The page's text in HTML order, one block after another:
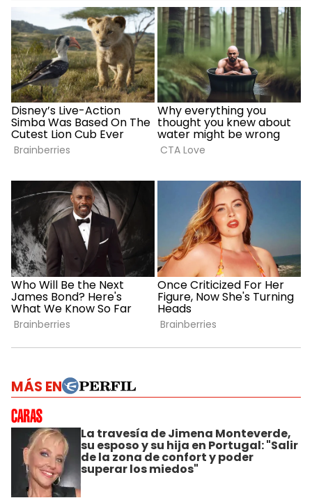
MÁS EN
La travesía de Jimena Monteverde,
su esposo y su hija en Portugal: "Salir
de la zona de confort y poder
superar los miedos"